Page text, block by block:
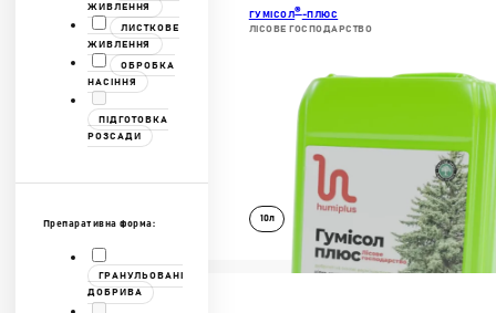
ЖИВЛЕННЯ
ЛИСТКОВЕ
ЖИВЛЕННЯ
ОБРОБКА
НАСІННЯ
ПІДГОТОВКА
РОЗСАДИ
Препаративна форма:
ГРАНУЛЬОВАНІ
ДОБРИВА
ГУМІСОЛ®-ПЛЮС
ЛІСОВЕ ГОСПОДАРСТВО
10л